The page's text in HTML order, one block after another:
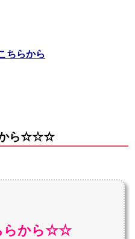
ちらから
から☆☆☆
らから☆☆